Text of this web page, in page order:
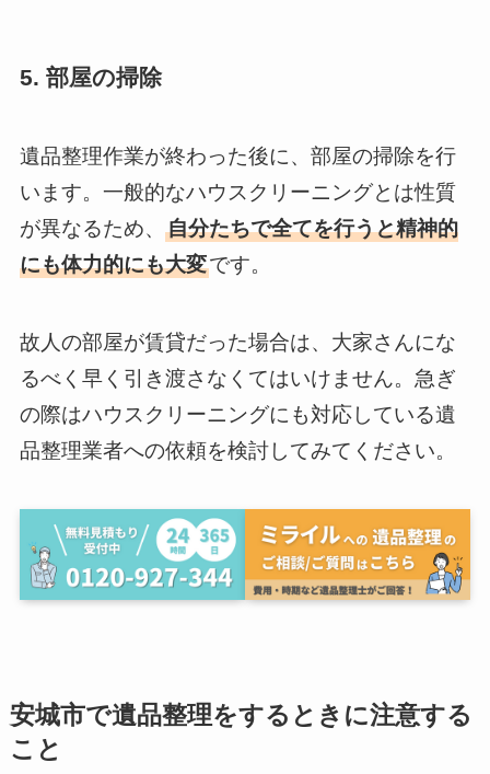
5. 部屋の掃除
遺品整理作業が終わった後に、部屋の掃除を行
います。一般的なハウスクリーニングとは性質
が異なるため、 自分たちで全てを行うと精神的
にも体力的にも大変です。
故人の部屋が賃貸だった場合は、大家さんにな
るべく早く引き渡さなくてはいけません。急ぎ
の際はハウスクリーニングにも対応している遺
品整理業者への依頼を検討してみてください。
安城市で遺品整理をするときに注意する
こと